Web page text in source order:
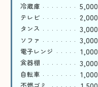
冷蔵庫 5,000
テレビ 2,000
タンス 3,000
ソファ 3,000
電子レンジ 1,000
食器棚 3,000
自転車 1,000